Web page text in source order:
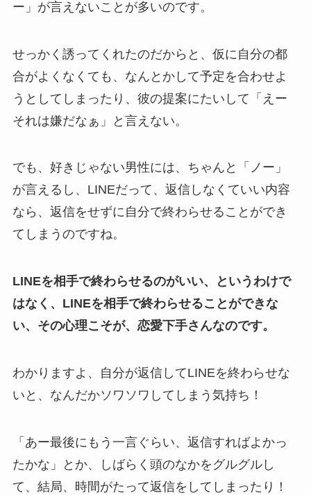
ー」が言えないことが多いのです。
せっかく誘ってくれたのだからと、仮に自分の都
合がよくなくても、なんとかして予定を合わせよ
うとしてしまったり、彼の提案にたいして「えー
それは嫌だなぁ」と言えない。
でも、好きじゃない男性には、ちゃんと「ノー」
が言えるし、LINEだって、返信しなくていい内容
なら、返信をせずに自分で終わらせることができ
てしまうのですね。
LINEを相手で終わらせるのがいい、というわけで
はなく、LINEを相手で終わらせることができな
い、その心理こそが、恋愛下手さんなのです。
わかりますよ、自分が返信してLINEを終わらせな
いと、なんだかソワソワしてしまう気持ち！
「あー最後にもう一言ぐらい、返信すればよかっ
たかな」とか、しばらく頭のなかをグルグルし
て、結局、時間がたって返信をしてしまったり！